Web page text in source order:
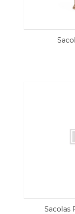
Sacolas